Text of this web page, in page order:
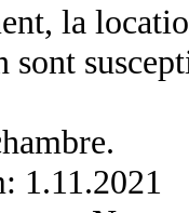
la
sont
1.11.2021